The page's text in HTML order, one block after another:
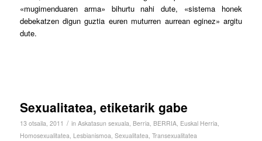
«mugimenduaren arma» bihurtu nahi dute, «sistema honek
debekatzen digun guztia euren muturren aurrean eginez» argitu
dute.
Sexualitatea, etiketarik gabe
13 otsaila, 2011 / in Askatasun sexuala, Berria, BERRIA, Euskal Herria,
Homosexualitatea, Lesbianismoa, Sexualitatea, Transexualitatea